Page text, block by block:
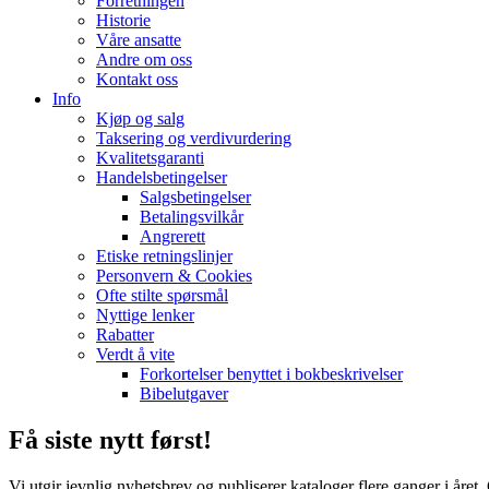
Historie
Våre ansatte
Andre om oss
Kontakt oss
Info
Kjøp og salg
Taksering og verdivurdering
Kvalitetsgaranti
Handelsbetingelser
Salgsbetingelser
Betalingsvilkår
Angrerett
Etiske retningslinjer
Personvern & Cookies
Ofte stilte spørsmål
Nyttige lenker
Rabatter
Verdt å vite
Forkortelser benyttet i bokbeskrivelser
Bibelutgaver
Få siste nytt først!